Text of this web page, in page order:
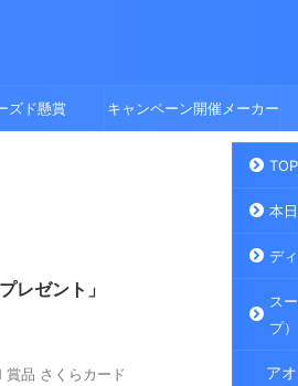
ズド懸賞 キャンペーン開催メーカー
レゼント」
品 さくらカード
本
デ
ス
プ）
ア